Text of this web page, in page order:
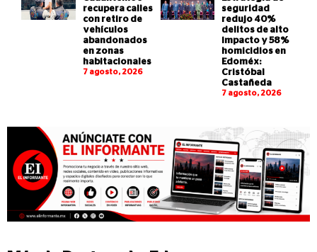
recupera calles
con retiro de
vehículos
abandonados
en zonas
habitacionales
7 agosto, 2026
seguridad
redujo 40%
delitos de alto
impacto y 58%
homicidios en
Edoméx:
Cristóbal
Castañeda
7 agosto, 2026